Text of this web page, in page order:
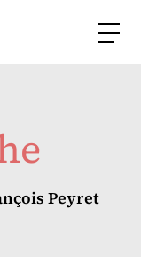
Peyret